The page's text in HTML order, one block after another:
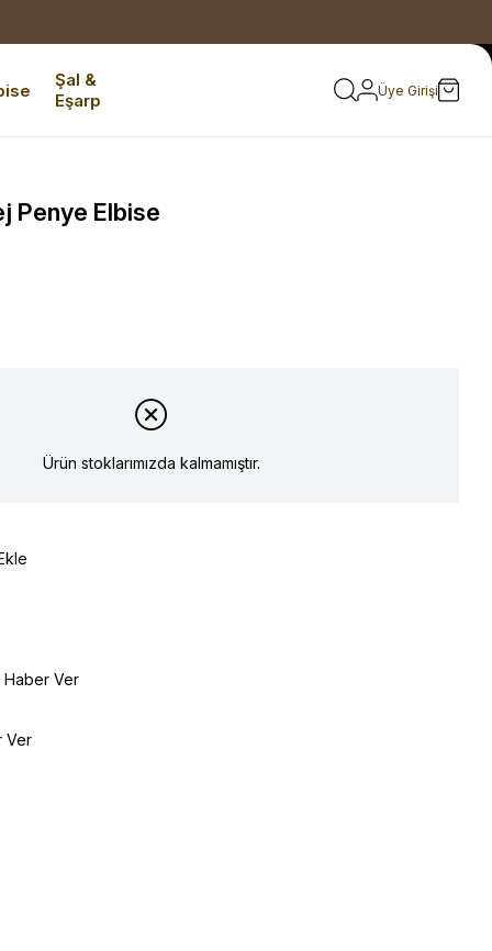
Şal &
Eşarp
Üye Girişi
Penye Elbise
Ürün stoklarımızda kalmamıştır.
Haber Ver
Ver